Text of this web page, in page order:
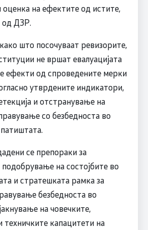
на ефектите од истите,
од ДЗР.
што посочуваат ревизорите,
не вршат евалуацијата
ефекти од спроведените мерки
утврдените индикатори,
и отстранување на
со безбедноста во
се препораки за
на состојбите во
и стратешката рамка за
безбедноста во
на човечките,
техничките капацитети на